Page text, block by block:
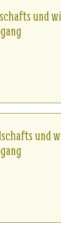
und